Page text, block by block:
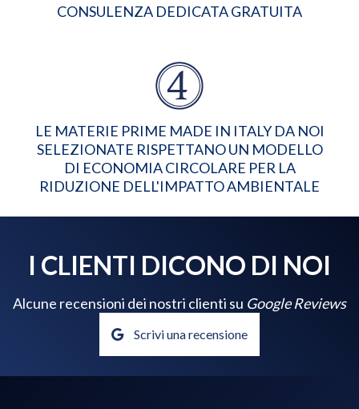
CONSULENZA DEDICATA GRATUITA
LE MATERIE PRIME MADE IN ITALY DA NOI
SELEZIONATE RISPETTANO UN MODELLO
DI ECONOMIA CIRCOLARE PER LA
RIDUZIONE DELL'IMPATTO AMBIENTALE
I CLIENTI DICONO DI NOI
Alcune recensioni dei nostri clienti su Google Reviews
Scrivi una recensione